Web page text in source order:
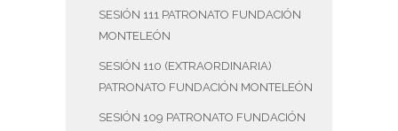
SESIÓN 111 PATRONATO FUNDACIÓN
MONTELEÓN
SESIÓN 110 (EXTRAORDINARIA)
PATRONATO FUNDACIÓN MONTELEÓN
SESIÓN 109 PATRONATO FUNDACIÓN